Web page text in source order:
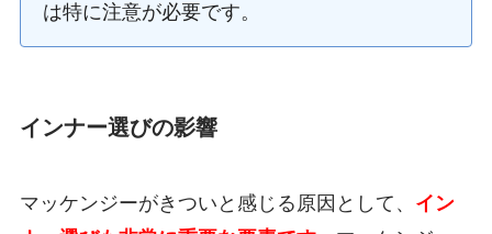
は特に注意が必要です。
インナー選びの影響
マッケンジーがきついと感じる原因として、 イン